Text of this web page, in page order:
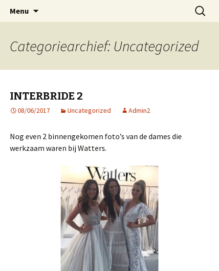
Emef Modeshow Producties
Menu
Zoeken
naar:
Categoriearchief: Uncategorized
INTERBRIDE 2
08/06/2017 Uncategorized Admin2
Nog even 2 binnengekomen foto’s van de dames die
werkzaam waren bij Watters.